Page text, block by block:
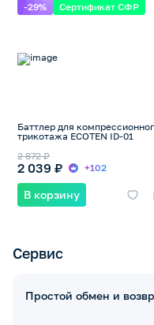
-29% Сертификат СФР
Баттлер для
трикотажа ECOTEN ID-01
2 039 ₽
2 872 ₽
+102
В корзину
Сервис
Простой обмен и